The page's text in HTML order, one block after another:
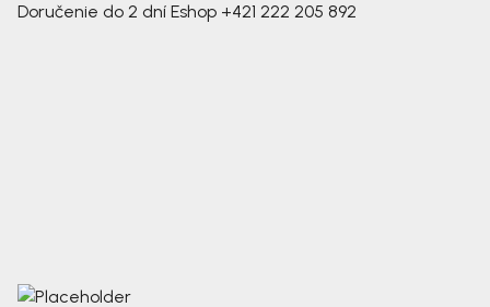
Doručenie do 2 dní Eshop +421 222 205 892